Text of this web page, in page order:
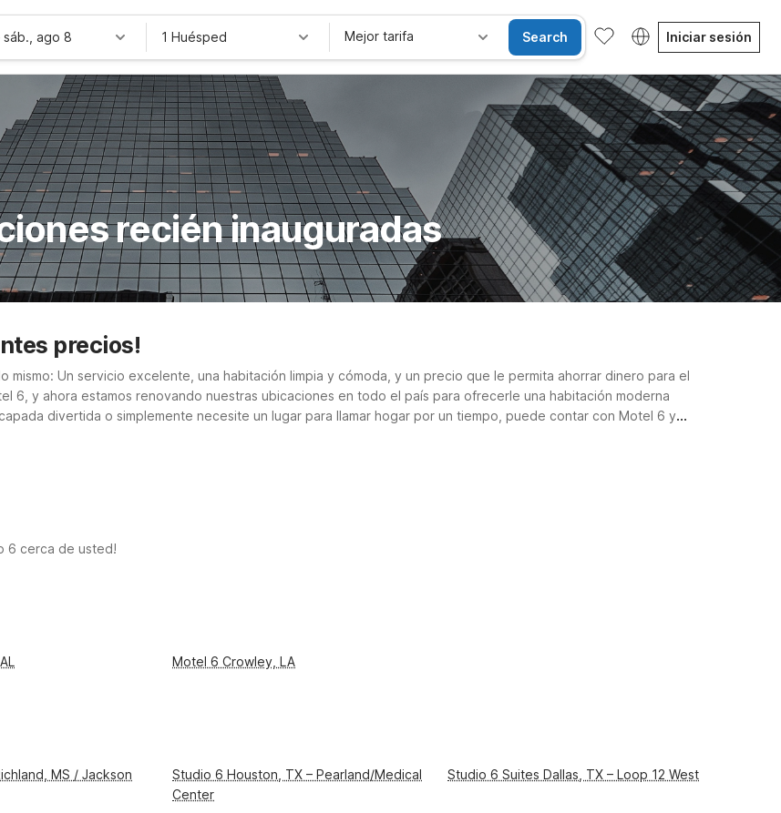
sáb., ago 8 1 Huésped Mejor tarifa Search Iniciar sesión
recién inauguradas
precios!
Un servicio excelente, una habitación limpia y cómoda, y un precio que le permita ahorrar dinero para el
6, y ahora estamos renovando nuestras ubicaciones en todo el país para ofrecerle una habitación moderna
divertida o simplemente necesite un lugar para llamar hogar por un tiempo, puede contar con Motel 6 y
un Motel 6 o Estudio 6 más cerca de usted que nunca! Hemos agregado cientos de propiedades nuevas, todas
6 cerca de usted!
Motel 6 Crowley, LA
MS / Jackson
Studio 6 Houston, TX – Pearland/Medical
Center
Studio 6 Suites Dallas, TX – Loop 12 West